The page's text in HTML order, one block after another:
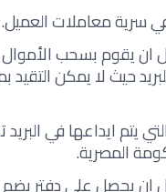
في سرية معاملات العميل.
ان يقوم بسحب الأموال
حيث لا يمكن
يتم ايداعها في
المصرية.
ان يحصل على دفتر يضم